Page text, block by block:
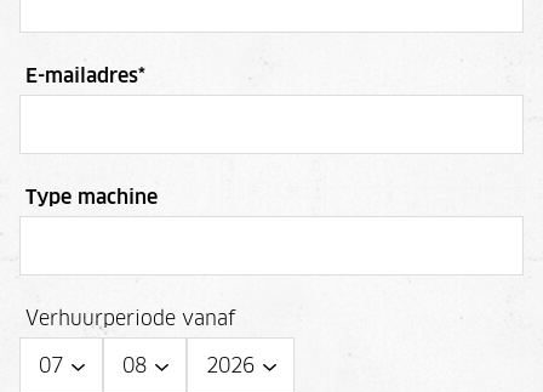
E-mailadres*
Type machine
Verhuurperiode vanaf